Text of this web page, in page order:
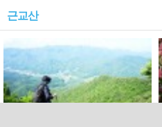
근교산